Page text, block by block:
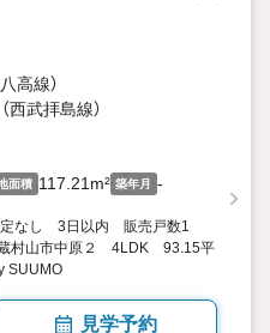
高線）
西武拝島線）
面積 117.21m² 築年月 -
定なし 3日以内 販売戸数1
村山市中原２ 4LDK 93.15平
SUUMO
見学予約